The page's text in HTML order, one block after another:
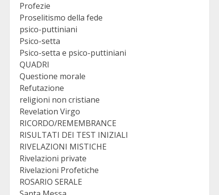
Profezie
Proselitismo della fede
psico-puttiniani
Psico-setta
Psico-setta e psico-puttiniani
QUADRI
Questione morale
Refutazione
religioni non cristiane
Revelation Virgo
RICORDO/REMEMBRANCE
RISULTATI DEI TEST INIZIALI
RIVELAZIONI MISTICHE
Rivelazioni private
Rivelazioni Profetiche
ROSARIO SERALE